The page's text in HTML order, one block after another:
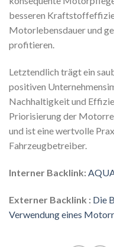
besseren
Motorlebensdauer und
profitieren.
Letztendlich trägt ein
positiven
Nachhaltigkeit und
Priorisierung der
und ist eine wertvolle
Fahrzeugbetreiber.
Interner Backlink:
Externer Backlink : Die
Verwendung eines